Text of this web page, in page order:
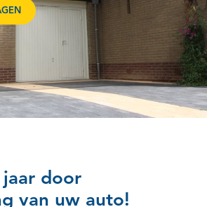
door
van uw auto!